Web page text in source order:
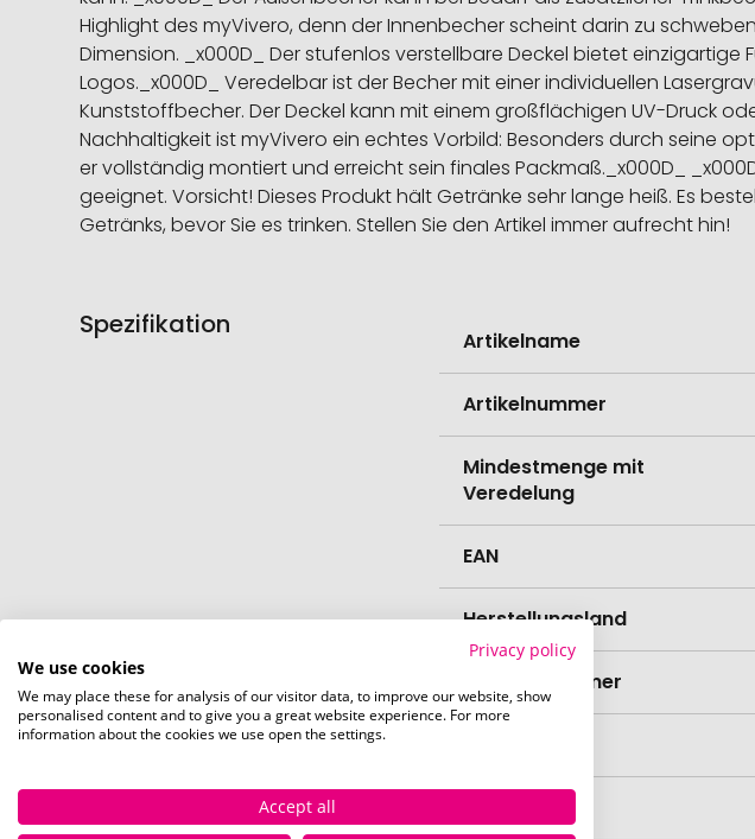
Highlight des myVivero, denn der Innenbecher scheint darin zu
Dimension. _x000D_ Der stufenlos verstellbare Deckel bietet
Logos._x000D_ Veredelbar ist der Becher mit einer individuellen
Kunststoffbecher. Der Deckel kann mit einem großflächigen UV-Druck
Nachhaltigkeit ist myVivero ein echtes Vorbild: Besonders durch seine
er vollständig montiert und erreicht sein finales Packmaß._x000D_
geeignet. Vorsicht! Dieses Produkt hält Getränke sehr lange heiß. Es
Getränks, bevor Sie es trinken. Stellen Sie den Artikel immer aufrecht hin!
Spezifikation
Informationen
Artikelname
Artikelnummer
Mindestmenge mit
Veredelung
EAN
Herstellungsland
Zolltarifnummer
Privacy policy
We use cookies
We may place these for analysis of our visitor data, to improve our website, show
personalised content and to give you a great website experience. For more
information about the cookies we use open the settings.
Accept all